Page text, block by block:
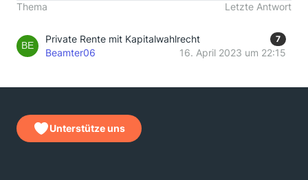
Thema Letzte Antwort
Private Rente mit Kapitalwahlrecht 7
Beamter06 16. April 2023 um 22:15
Unterstütze uns